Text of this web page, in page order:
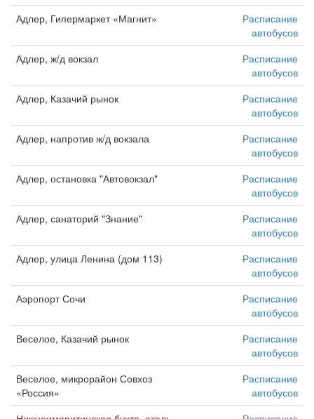
Адлер, Гипермаркет «Магнит»
Расписание
автобусов
Адлер, ж/д вокзал
Расписание
автобусов
Адлер, Казачий рынок
Расписание
автобусов
Адлер, напротив ж/д вокзала
Расписание
автобусов
Адлер, остановка "Автовокзал"
Расписание
автобусов
Адлер, санаторий "Знание"
Расписание
автобусов
Адлер, улица Ленина (дом 113)
Расписание
автобусов
Аэропорт Сочи
Расписание
автобусов
Веселое, Казачий рынок
Расписание
автобусов
Веселое, микрорайон Совхоз
«Россия»
Расписание
автобусов